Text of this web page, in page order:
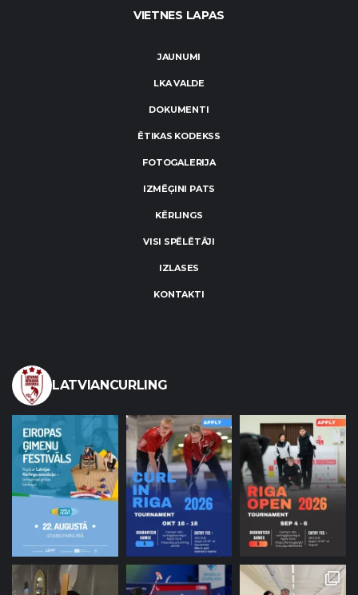
VIETNES LAPAS
JAUNUMI
LKA VALDE
DOKUMENTI
ĒTIKAS KODEKSS
FOTOGALERIJA
IZMĒĢINI PATS
KĒRLINGS
VISI SPĒLĒTĀJI
IZLASES
KONTAKTI
LATVIANCURLING